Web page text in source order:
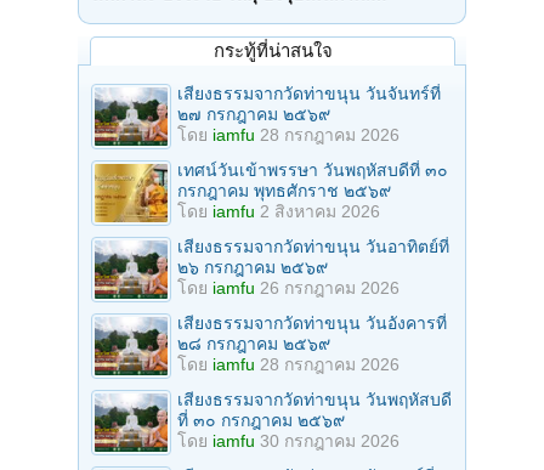
กระทู้ที่น่าสนใจ
เสียงธรรมจากวัดท่าขนุน วันจันทร์ที่
๒๗ กรกฎาคม ๒๕๖๙
โดย iamfu 28 กรกฎาคม 2026
เทศน์วันเข้าพรรษา วันพฤหัสบดีที่ ๓๐
กรกฎาคม พุทธศักราช ๒๕๖๙
โดย iamfu 2 สิงหาคม 2026
เสียงธรรมจากวัดท่าขนุน วันอาทิตย์ที่
๒๖ กรกฎาคม ๒๕๖๙
โดย iamfu 26 กรกฎาคม 2026
เสียงธรรมจากวัดท่าขนุน วันอังคารที่
๒๘ กรกฎาคม ๒๕๖๙
โดย iamfu 28 กรกฎาคม 2026
เสียงธรรมจากวัดท่าขนุน วันพฤหัสบดี
ที่ ๓๐ กรกฎาคม ๒๕๖๙
โดย iamfu 30 กรกฎาคม 2026